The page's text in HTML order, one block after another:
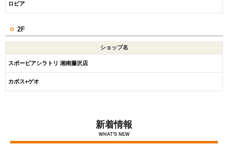
ロピア
2F
ショップ名
スポーピアシラトリ 湘南藤沢店
カボス+ゲオ
新着情報
WHAT'S NEW